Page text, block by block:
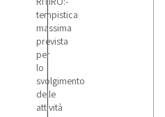
tempistica
massima
prevista
per
lo
svolgimento
delle
attività